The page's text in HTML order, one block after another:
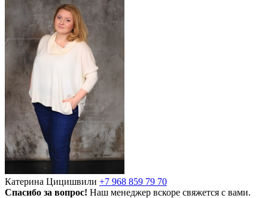
Катерина Цицишвили +7 968 859 79 70
Спасибо за вопрос! Наш менеджер вскоре свяжется с вами.